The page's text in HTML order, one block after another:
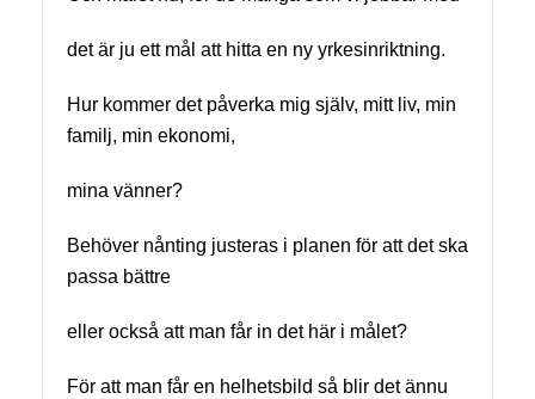
det är ju ett mål att hitta en ny yrkesinriktning.
Hur kommer det påverka mig själv, mitt liv, min
familj, min ekonomi,
mina vänner?
Behöver nånting justeras i planen för att det ska
passa bättre
eller också att man får in det här i målet?
För att man får en helhetsbild så blir det ännu